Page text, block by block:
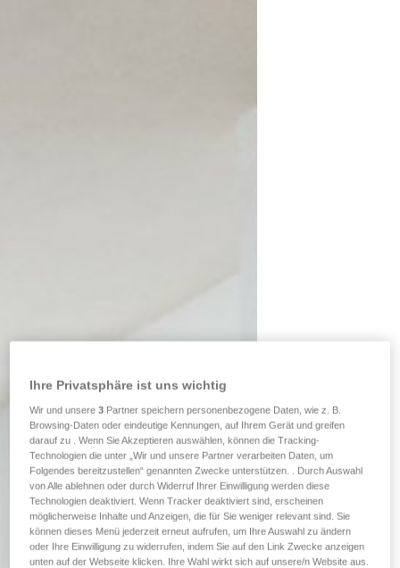
Ihre Privatsphäre ist uns wichtig
Wir und unsere3 Partner speichern personenbezogene Daten, wie z. B.
Browsing-Daten oder eindeutige Kennungen, auf Ihrem Gerät und greifen
darauf zu . Wenn Sie Akzeptieren auswählen, können die Tracking-
Technologien die unter „Wir und unsere Partner verarbeiten Daten, um
Folgendes bereitzustellen“ genannten Zwecke unterstützen. . Durch Auswahl
von Alle ablehnen oder durch Widerruf Ihrer Einwilligung werden diese
Technologien deaktiviert. Wenn Tracker deaktiviert sind, erscheinen
möglicherweise Inhalte und Anzeigen, die für Sie weniger relevant sind. Sie
können dieses Menü jederzeit erneut aufrufen, um Ihre Auswahl zu ändern
oder Ihre Einwilligung zu widerrufen, indem Sie auf den Link Zwecke anzeigen
unten auf der Webseite klicken. Ihre Wahl wirkt sich auf unsere/n Website aus.